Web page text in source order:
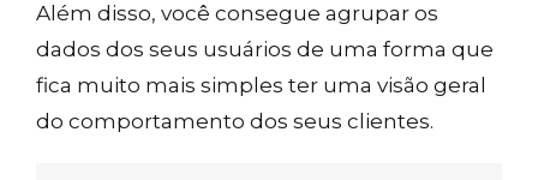
Além disso, você consegue agrupar os
dados dos seus usuários de uma forma que
fica muito mais simples ter uma visão geral
do comportamento dos seus clientes.